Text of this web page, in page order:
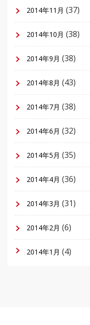
2014年11月 (37)
2014年10月 (38)
2014年9月 (38)
2014年8月 (43)
2014年7月 (38)
2014年6月 (32)
2014年5月 (35)
2014年4月 (36)
2014年3月 (31)
2014年2月 (6)
2014年1月 (4)